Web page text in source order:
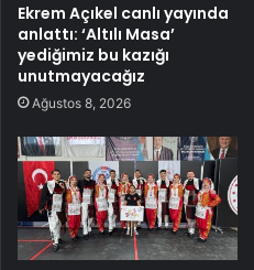
Ekrem Açıkel canlı yayında
anlattı: ‘Altılı Masa’
yediğimiz bu kazığı
unutmayacağız
Ağustos 8, 2026